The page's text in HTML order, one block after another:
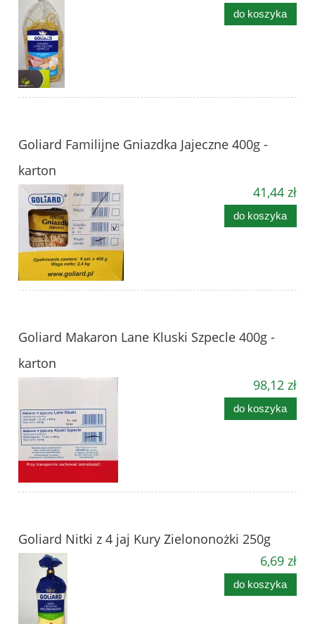
do koszyka
Goliard Familijne Gniazdka Jajeczne 400g -
karton
41,44 zł
do koszyka
Goliard Makaron Lane Kluski Szpecle 400g -
karton
98,12 zł
do koszyka
Goliard Nitki z 4 jaj Kury Zielononożki 250g
6,69 zł
do koszyka